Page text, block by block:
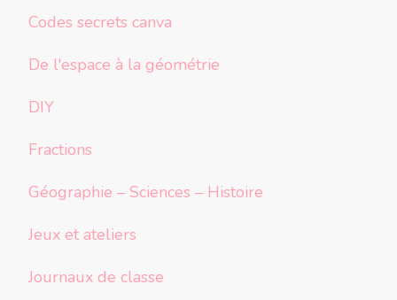
Codes secrets canva
De l'espace à la géométrie
DIY
Fractions
Géographie – Sciences – Histoire
Jeux et ateliers
Journaux de classe